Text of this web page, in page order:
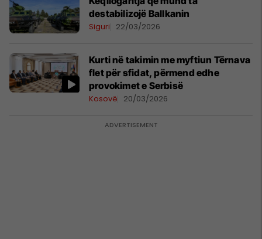
destabilizojë Ballkanin
Siguri 22/03/2026
Kurti në takimin me myftiun Tërnava
flet për sfidat, përmend edhe
provokimet e Serbisë
Kosovë 20/03/2026